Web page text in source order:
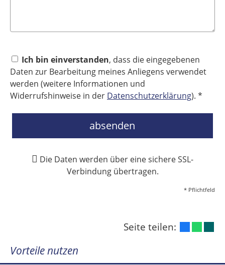
Ich bin einverstanden, dass die eingegebenen
Daten zur Bearbeitung meines Anliegens verwendet
werden (weitere Informationen und
Widerrufshinweise in der Datenschutzerklärung). *
absenden
Die Daten werden über eine sichere SSL-
Verbindung übertragen.
* Pflichtfeld
Seite teilen:
Vorteile nutzen